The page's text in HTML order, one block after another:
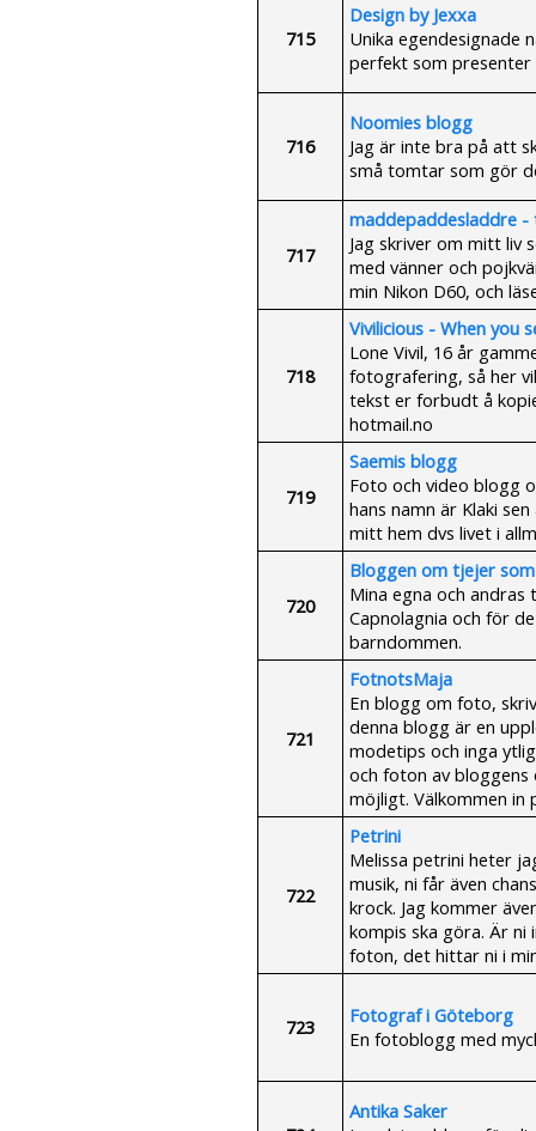
715
Design by Jexxa
Unika egendesignade
perfekt som presenter
716
Noomies blogg
Jag är inte bra på att
små tomtar som gör
717
maddepaddesladdre -
Jag skriver om mitt liv
med vänner och
min Nikon D60, och
718
Vivilicious - When you
Lone Vivil, 16 år
fotografering, så her
tekst er forbudt å
hotmail.no
719
Saemis blogg
Foto och video blogg
hans namn är Klaki
mitt hem dvs livet i
720
Bloggen om tjejer
Mina egna och
Capnolagnia och för
barndommen.
721
FotnotsMaja
En blogg om foto,
denna blogg är en
modetips och inga
och foton av bloggens
möjligt. Välkommen
722
Petrini
Melissa petrini heter
musik, ni får även
krock. Jag kommer
kompis ska göra. Är
foton, det hittar ni i
723
Fotograf i Göteborg
En fotoblogg med
Antika Saker